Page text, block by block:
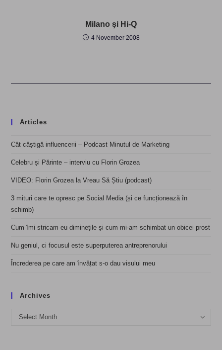
Milano şi Hi-Q
4 November 2008
Articles
Cât câștigă influencerii – Podcast Minutul de Marketing
Celebru și Părinte – interviu cu Florin Grozea
VIDEO: Florin Grozea la Vreau Să Știu (podcast)
3 mituri care te opresc pe Social Media (și ce funcționează în
schimb)
Cum îmi stricam eu diminețile și cum mi-am schimbat un obicei prost
Nu geniul, ci focusul este superputerea antreprenorului
Încrederea pe care am învățat s-o dau visului meu
Archives
Archives
Select Month